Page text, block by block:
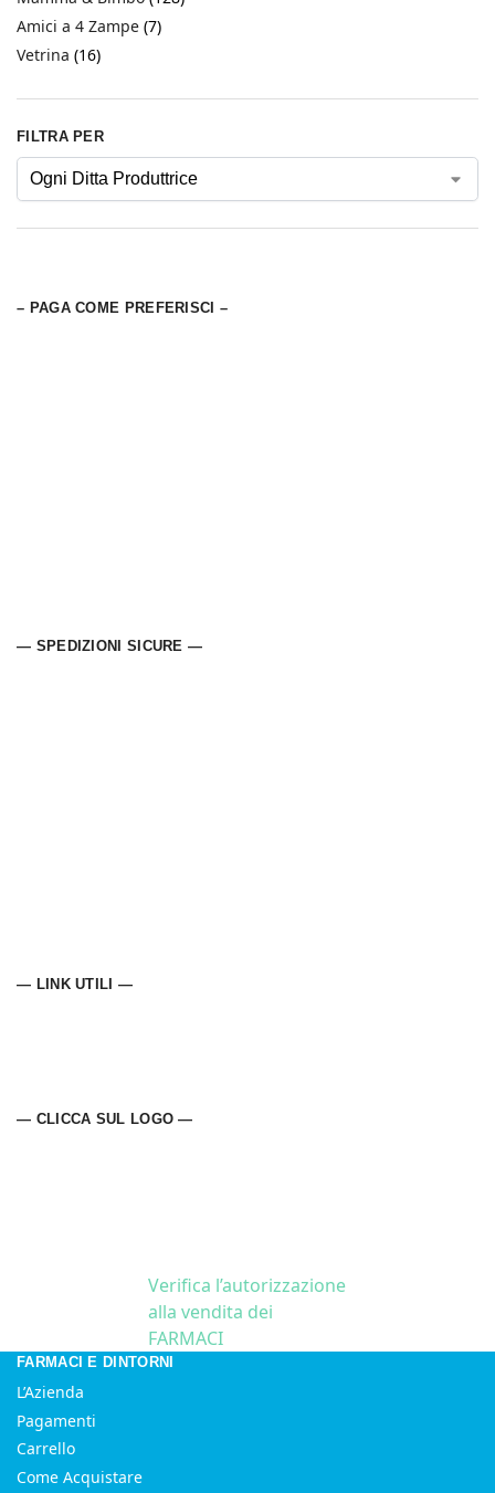
Amici a 4 Zampe (7)
Vetrina (16)
FILTRA PER
– PAGA COME PREFERISCI –
— SPEDIZIONI SICURE —
— LINK UTILI —
— CLICCA SUL LOGO —
Verifica l’autorizzazione
alla vendita dei
FARMACI
FARMACI E DINTORNI
L’Azienda
Pagamenti
Carrello
Come Acquistare